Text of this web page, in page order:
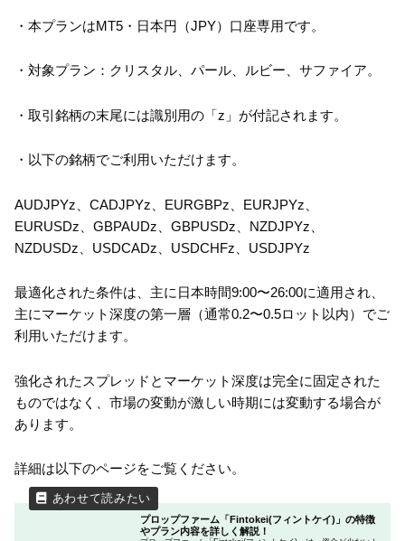
・本プランはMT5・日本円（JPY）口座専用です。
・対象プラン：クリスタル、パール、ルビー、サファイア。
・取引銘柄の末尾には識別用の「z」が付記されます。
・以下の銘柄でご利用いただけます。
AUDJPYz、CADJPYz、EURGBPz、EURJPYz、
EURUSDz、GBPAUDz、GBPUSDz、NZDJPYz、
NZDUSDz、USDCADz、USDCHFz、USDJPYz
最適化された条件は、主に日本時間9:00〜26:00に適用され、
主にマーケット深度の第一層（通常0.2〜0.5ロット以内）でご
利用いただけます。
強化されたスプレッドとマーケット深度は完全に固定された
ものではなく、市場の変動が激しい時期には変動する場合が
あります。
詳細は以下のページをご覧ください。
プロップファーム「Fintokei(フィントケイ)」の特徴
やプラン内容を詳しく解説！